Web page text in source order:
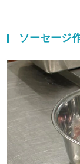
ソーセージ